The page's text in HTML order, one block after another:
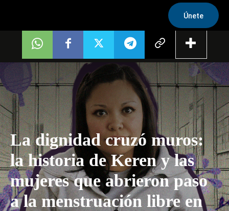
Únete
La dignidad cruzó muros:
la historia de Keren y las
mujeres que abrieron paso
a la menstruación libre en